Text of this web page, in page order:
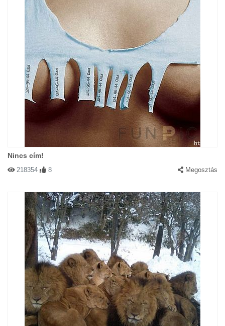
Nincs cím!
218354 8 Megosztás